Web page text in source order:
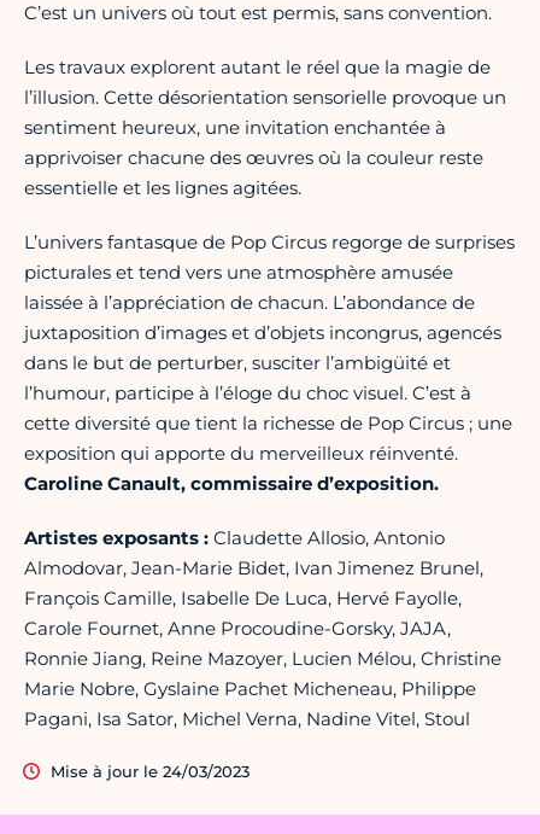
C’est un univers où tout est permis, sans convention.
Les travaux explorent autant le réel que la magie de
l’illusion. Cette désorientation sensorielle provoque un
sentiment heureux, une invitation enchantée à
apprivoiser chacune des œuvres où la couleur reste
essentielle et les lignes agitées.
L’univers fantasque de Pop Circus regorge de surprises
picturales et tend vers une atmosphère amusée
laissée à l’appréciation de chacun. L’abondance de
juxtaposition d’images et d’objets incongrus, agencés
dans le but de perturber, susciter l’ambigüité et
l’humour, participe à l’éloge du choc visuel. C’est à
cette diversité que tient la richesse de Pop Circus ; une
exposition qui apporte du merveilleux réinventé.
Caroline Canault, commissaire d’exposition.
Artistes exposants : Claudette Allosio, Antonio
Almodovar, Jean-Marie Bidet, Ivan Jimenez Brunel,
François Camille, Isabelle De Luca, Hervé Fayolle,
Carole Fournet, Anne Procoudine-Gorsky, JAJA,
Ronnie Jiang, Reine Mazoyer, Lucien Mélou, Christine
Marie Nobre, Gyslaine Pachet Micheneau, Philippe
Pagani, Isa Sator, Michel Verna, Nadine Vitel, Stoul
Mise à jour le 24/03/2023